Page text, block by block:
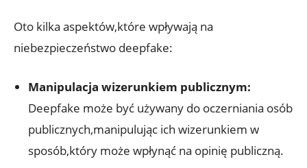
Oto kilka aspektów,które⁤ wpływają na
niebezpieczeństwo deepfake:
Manipulacja wizerunkiem publicznym:
Deepfake może być używany do oczerniania osób
publicznych,manipulując ich⁤ wizerunkiem w
sposób,który może wpłynąć na opinię publiczną.